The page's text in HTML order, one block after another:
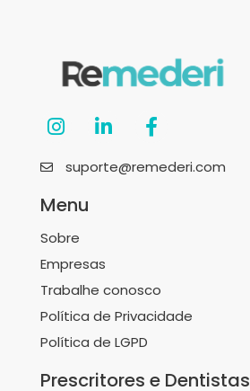
suporte@remederi.com
Menu
Sobre
Empresas
Trabalhe conosco
Política de Privacidade
Política de LGPD
Prescritores e Dentistas